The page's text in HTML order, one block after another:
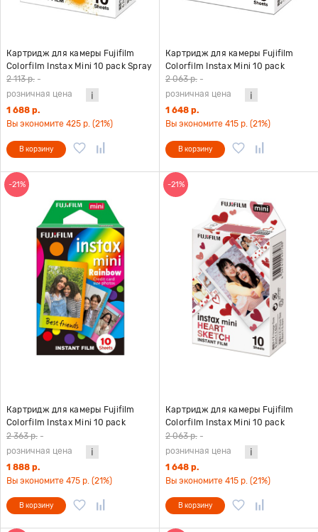
Картридж для камеры Fujifilm
Colorfilm Instax Mini 10 pack Spray
Art
2 113 р. -
розничная цена
1 688 р.
Вы экономите 425 р. (21%)
В корзину
Картридж для камеры Fujifilm
Colorfilm Instax Mini 10 pack
Confetti
2 063 р. -
розничная цена
1 648 р.
Вы экономите 415 р. (21%)
В корзину
-21%
Картридж для камеры Fujifilm
Colorfilm Instax Mini 10 pack
Rainbow
2 363 р. -
розничная цена
1 888 р.
Вы экономите 475 р. (21%)
В корзину
-21%
Картридж для камеры Fujifilm
Colorfilm Instax Mini 10 pack
Hearts
2 063 р. -
розничная цена
1 648 р.
Вы экономите 415 р. (21%)
В корзину